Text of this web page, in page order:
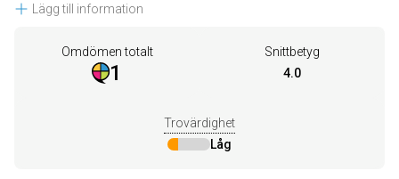
Lägg till information
Omdömen totalt
1
Snittbetyg
4.0
Trovärdighet
Låg